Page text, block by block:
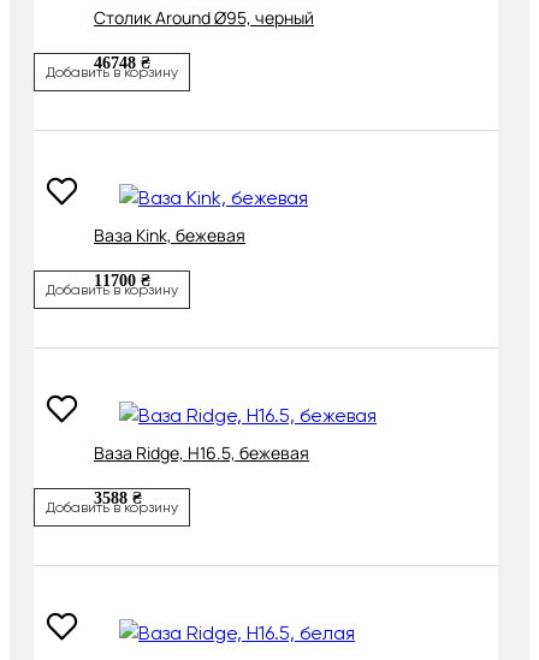
Cтолик Around Ø95, черный
46748 ₴
Добавить в корзину
Ваза Kink, бежевая
11700 ₴
Добавить в корзину
Ваза Ridge, H16.5, бежевая
3588 ₴
Добавить в корзину